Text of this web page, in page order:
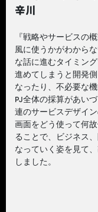
辛川
『戦略やサービスの
風に使うかがわから
な話に進むタイミン
進めてしまうと開発
なったり、不必要な
PJ全体の採算があい
連のサービスデザイ
画面をどう使って何
ることで、ビジネス
なっていく姿を見て
しました。